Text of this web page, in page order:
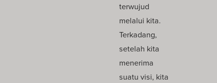
terwujud
melalui kita.
Terkadang,
setelah kita
menerima
suatu visi, kita